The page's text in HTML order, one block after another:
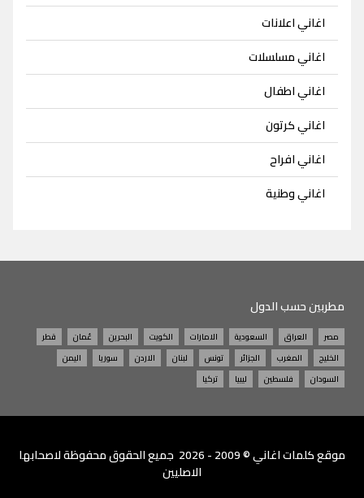
اغاني اعلانات
اغاني مسلسلات
اغاني اطفال
اغاني كرتون
اغاني افراح
اغاني وطنية
مطربين حسب الدول
مصر العراق السعودية الامارات الكويت البحرين عُمان
قطر
الخليج
المغرب الجزائر تونس لبنان الاردن سوريا
اليمن
السودان
فلسطين ليبيا تركيا
موقعكلمات اغاني
© 2009 - 2026 جميع الحقوق محفوظة لاصحابها
الاصليين